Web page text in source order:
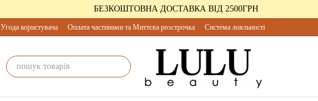
БЕЗКОШТОВНА ДОСТАВКА ВІД 2500ГРН
Угода користувача Оплата частинами та Миттєва розстрочка Система лояльності